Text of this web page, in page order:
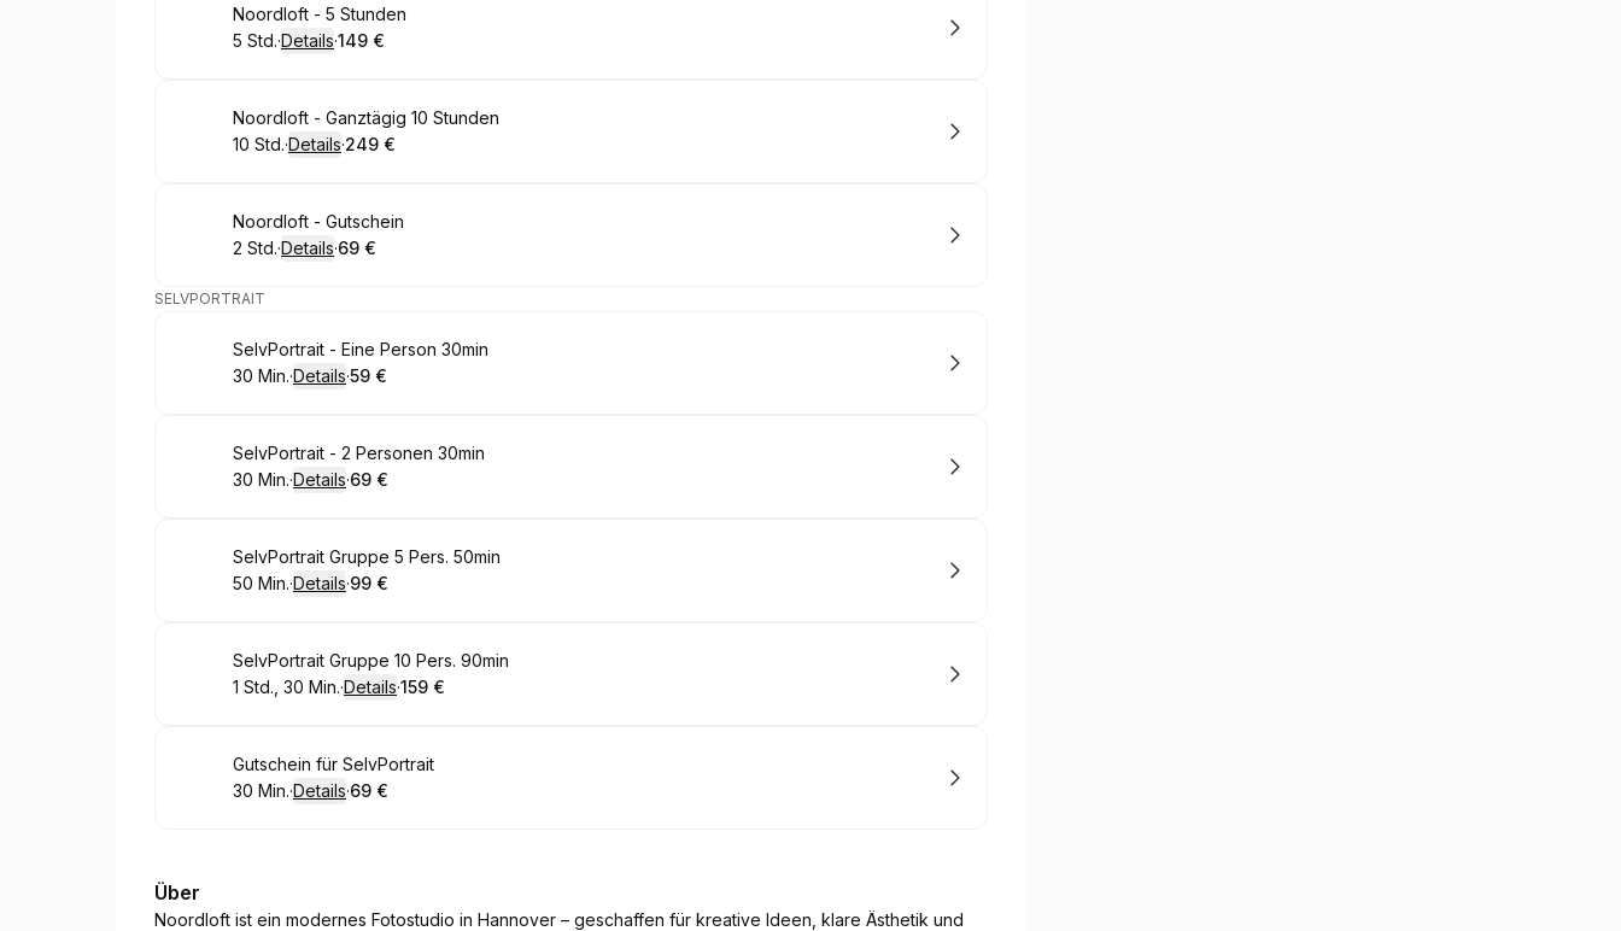
Buchen
Noordloft - 5 Stunden
. Dauer:
5 Std.·Details·
.Preis
149 €
Buchen
Noordloft - Ganztägig 10 Stunden
.Dauer:
10 Std.·Details·
.Preis
249 €
Buchen
Noordloft - Gutschein
. Dauer:
2 Std.·Details·
.Preis
69 €
SELVPORTRAIT
Buchen
SelvPortrait - Eine Person 30min
.Dauer:
30 Min.·Details·
.Preis
59 €
Buchen
SelvPortrait - 2 Personen 30min
.Dauer:
30 Min.·Details·
.Preis
69 €
Buchen
SelvPortrait Gruppe 5 Pers. 50min
.Dauer:
50 Min.·Details·
.Preis
99 €
Buchen
SelvPortrait Gruppe 10 Pers. 90min
. Dauer:
1 Std., 30 Min.·Details·
.Preis
159 €
Buchen
Gutschein für SelvPortrait
.Dauer:
30 Min.·Details·
.Preis
69 €
Über
Noordloft ist ein modernes Fotostudio in Hannover – geschaffen für kreative Ideen, klare Ästhetik und